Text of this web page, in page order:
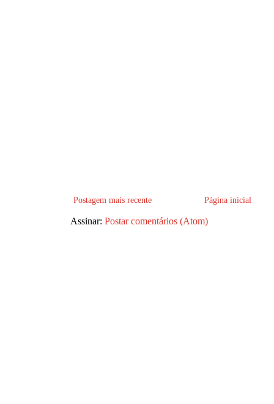
Postagem mais recente Página inicial
Assinar: Postar comentários (Atom)